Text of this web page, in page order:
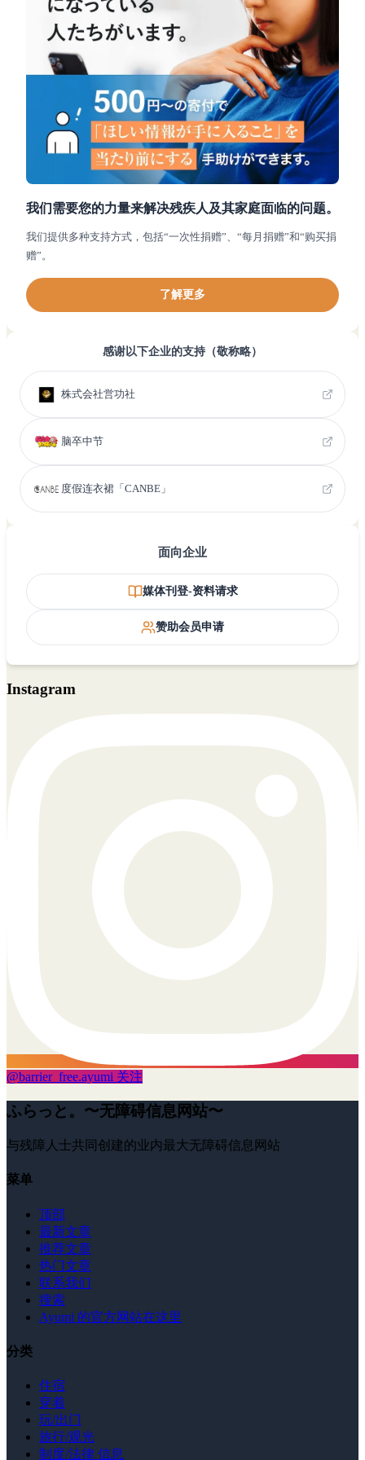
我们需要您的力量来解决残疾人及其家庭面临的问题。
我们提供多种支持方式，包括“一次性捐赠”、“每月捐赠”和“购买捐
赠”。
了解更多
感谢以下企业的支持（敬称略）
株式会社営功社
脑卒中节
度假连衣裙「CANBE」
面向企业
媒体刊登-资料请求
赞助会员申请
Instagram
@barrier_free.ayumi 关注
ふらっと。〜无障碍信息网站〜
与残障人士共同创建的业内最大无障碍信息网站
菜单
顶部
最新文章
推荐文章
热门文章
联系我们
搜索
Ayumi 的官方网站在这里
分类
住宿
穿着
玩/出门
旅行/观光
制度/法律 信息